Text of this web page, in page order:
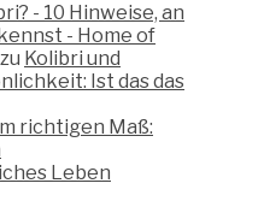
- 10 Hinweise, an
- Home of
zu Kolibri und
Ist das das
richtigen Maß:
Leben